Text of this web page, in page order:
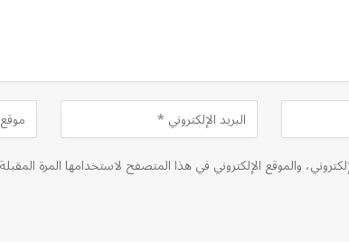
والموقع الإلكتروني في هذا المتصفح لاستخدامها المرة